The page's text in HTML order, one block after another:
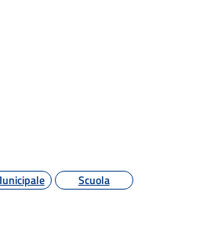
Scuola